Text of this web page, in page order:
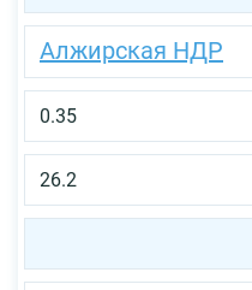
Алжирская НДР
0.35
26.2